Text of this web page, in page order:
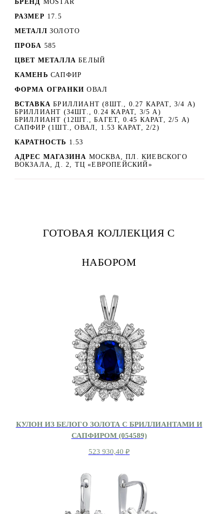
БРЕНД
MOSTAR
РАЗМЕР 17.5
МЕТАЛЛ ЗОЛОТО
ПРОБА 585
ЦВЕТ МЕТАЛЛА БЕЛЫЙ
КАМЕНЬ САПФИР
ФОРМА ОГРАНКИ ОВАЛ
ВСТАВКА БРИЛЛИАНТ (8ШТ., 0.27 КАРАТ, 3/4 А)
БРИЛЛИАНТ (34ШТ., 0.24 КАРАТ, 3/5 А)
БРИЛЛИАНТ (12ШТ., БАГЕТ, 0.45 КАРАТ, 2/5 А)
САПФИР (1ШТ., ОВАЛ, 1.53 КАРАТ, 2/2)
КАРАТНОСТЬ 1.53
АДРЕС МАГАЗИНА МОСКВА, ПЛ. КИЕВСКОГО
ВОКЗАЛА, Д. 2, ТЦ «ЕВРОПЕЙСКИЙ»
ГОТОВАЯ КОЛЛЕКЦИЯ С
НАБОРОМ
КУЛОН ИЗ БЕЛОГО ЗОЛОТА С БРИЛЛИАНТАМИ И
САПФИРОМ (054589)
523 930,40 ₽